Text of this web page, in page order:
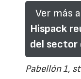
Ver más
Hispack
del sector
Pabellón 1,